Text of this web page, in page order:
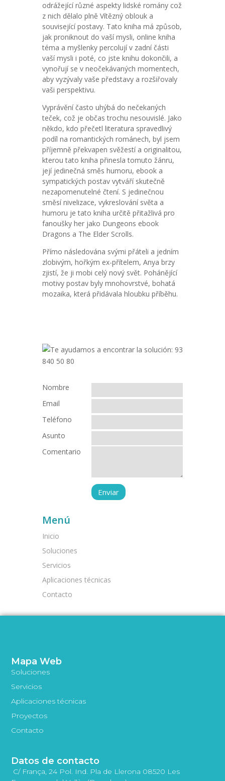
odrážející různé aspekty lidské romány což
z nich dělalo plně Vítězný oblouk a
související postavy. Tato kniha má způsob,
jak proniknout do vaší mysli, online kniha
téma a myšlenky percolují v zadní části
vaší mysli i poté, co jste knihu dokončili, a
vynořují se v neočekávaných momentech,
aby vyzývaly vaše představy a rozšiřovaly
vaši perspektivu.
Vyprávění často uhýbá do nečekaných
teček, což je občas trochu nesouvislé. Jako
někdo, kdo přečetl literatura spravedlivý
podíl na romantických románech, byl jsem
příjemně překvapen svěžestí a originalitou,
kterou tato kniha přinesla tomuto žánru,
její jedinečná směs humoru, ebook a
sympatických postav vytváří skutečně
nezapomenutelné čtení. S jedinečnou
směsí nivelizace, vykreslování světa a
humoru je tato kniha určitě přitažlivá pro
fanoušky her jako Dungeons ebook
Dragons a The Elder Scrolls.
Přímo následována svými přáteli a jedním
zlobivým, hořkým ex-přítelem, Anya brzy
zjistí, že ji mobi celý nový svět. Pohánějící
motivy postav byly mnohovrstvé, bohatá
mozaika, která přidávala hloubku příběhu.
Nombre
Email
Teléfono
Asunto
Comentario
Menú
Inicio
Soluciones
Servicios
Aplicaciones técnicas
Contacto
Mapa Web
Soluciones
Servicios
Aplicaciones técnicas
Proyectos
Contacto
Datos de contacto
C/ França, 24 Pol. Ind. Pla de Llerona 08520 Les